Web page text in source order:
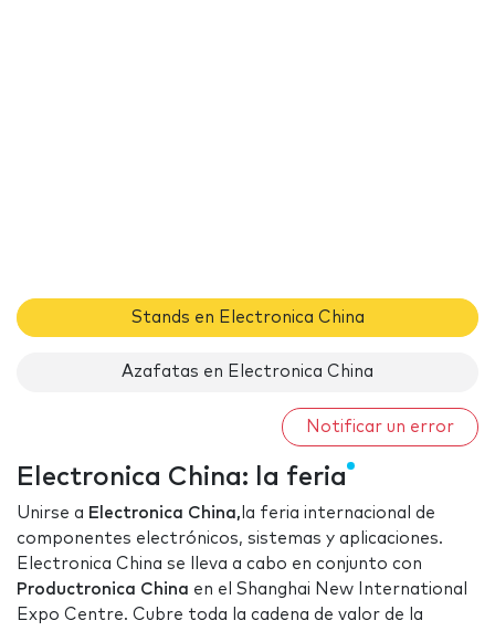
Stands en Electronica China
Azafatas en Electronica China
Notificar un error
Electronica China: la feria
Unirse a Electronica China, la feria internacional de
componentes electrónicos, sistemas y aplicaciones.
Electronica China se lleva a cabo en conjunto con
Productronica China en el Shanghai New International
Expo Centre. Cubre toda la cadena de valor de la